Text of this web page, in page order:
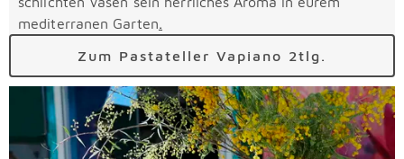
mediterranen Garten.
Zum Pastateller Vapiano 2tlg.